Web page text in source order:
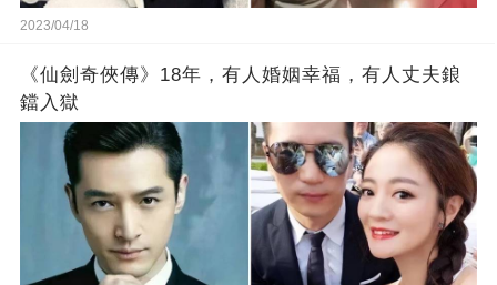
2023/04/18
《仙劍奇俠傳》18年，有人婚姻幸福，有人丈夫鋃
鐺入獄